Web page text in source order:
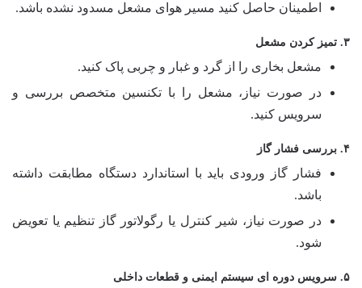
اطمینان حاصل کنید مسیر هوای مشعل مسدود نشده باشد.
۳. تمیز کردن مشعل
مشعل بخاری را از گرد و غبار و چربی پاک کنید.
در صورت نیاز، مشعل را با تکنسین متخصص بررسی و
سرویس کنید.
۴. بررسی فشار گاز
فشار گاز ورودی باید با استاندارد دستگاه مطابقت داشته
باشد.
در صورت نیاز، شیر کنترل یا رگولاتور گاز تنظیم یا تعویض
شود.
۵. سرویس دوره ای سیستم ایمنی و قطعات داخلی